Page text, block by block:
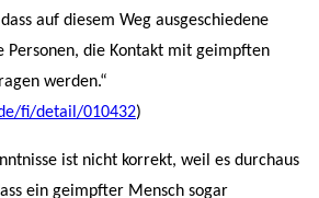
auf diesem Weg ausgeschiedene
Personen, die Kontakt mit geimpften
werden.“
fi/detail/010432)
ist nicht korrekt, weil es durchaus
ein geimpfter Mensch sogar